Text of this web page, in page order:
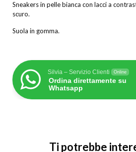
Sneakers in pelle bianca con lacci a
scuro.
Suola in gomma.
Silvia – Servizio Clienti Online
Ordina direttamente su
Whatsapp
Ti potrebbe